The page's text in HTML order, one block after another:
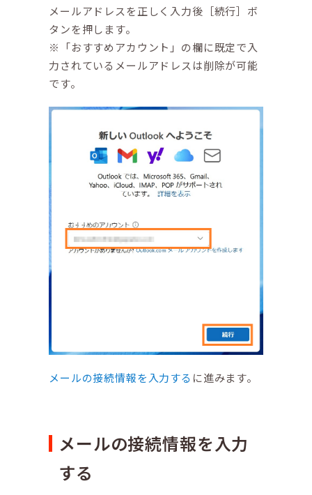
メールアドレスを正しく入力後［続行］ボ
タンを押します。
※「おすすめアカウント」の欄に既定で入
力されているメールアドレスは削除が可能
です。
メールの接続情報を入力する に進みます。
メールの接続情報を入力
する